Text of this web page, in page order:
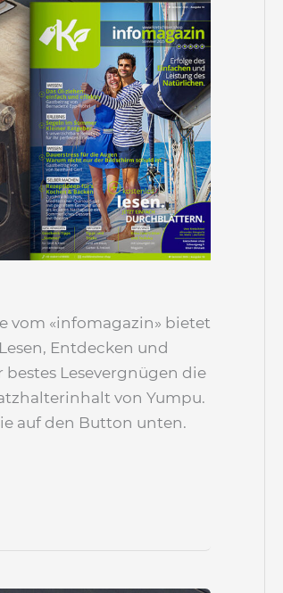
vom «infomagazin» bietet
Entdecken und
Lesevergnügen die
von Yumpu.
auf den Button unten.